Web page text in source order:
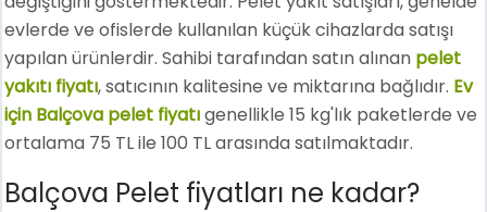
evlerde ve ofislerde kullanılan küçük cihazlarda satışı
yapılan ürünlerdir. Sahibi tarafından satın alınan pelet
yakıtı fiyatı, satıcının kalitesine ve miktarına bağlıdır. Ev
için Balçova pelet fiyatıgenellikle 15 kg'lık paketlerde ve
ortalama 75 TL ile 100 TL arasında satılmaktadır.
Balçova Pelet fiyatları ne kadar?